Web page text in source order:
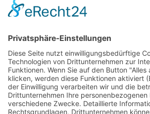
© MIKS Magazin 2026